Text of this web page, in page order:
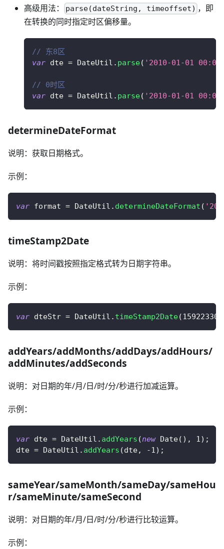
高级用法： parse(dateString, timeoffset) ，即
在转换的同时指定时区偏移量。
// 东8区
var dte = DateUtil . parse( '2010-01-01
// 0时区
var dte = DateUtil . parse( '2010-01-01
determineDateFormat
说明：获取日期格式。
示例：
var format = DateUtil . determineDateFormat (
timeStamp2Date
说明：将时间戳按照指定格式转为日期字符串。
示例：
var dteStr = DateUtil . timeStamp2Date(
addYears/addMonths/addDays/addHours/
addMinutes/addSeconds
说明：对日期的年/月/日/时/分/秒进行加减运算。
示例：
var dte = DateUtil . addYears (new Date( ) , 1) ;
dte = DateUtil . addYears (dte, -1) ;
sameYear/sameMonth/sameDay/sameHou
r/sameMinute/sameSecond
说明：对日期的年/月/日/时/分/秒进行比较运算。
示例：